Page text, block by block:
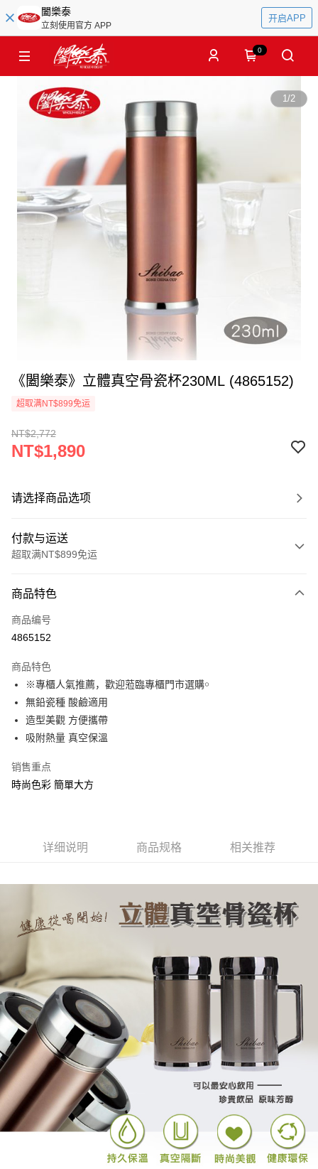
闔樂泰
立刻使用官方 APP
开启APP
0
1/2
《闔樂泰》立體真空骨瓷杯230ML (4865152)
超取满NT$899免运
NT$2,772
NT$1,890
请选择商品选项
付款与运送
超取满NT$899免运
信用卡一次付款
信用卡分期付款
合作金库商业银行
华南商业银行
彰化商业银行
上海商业储蓄银行
国泰世华商业银行
台湾中小企业银行
联邦商业银行
元大商业银行
超商取货付款
LINE Pay
Apple Pay
悠遊付
每笔NT$60，满NT$899(含以上)免运费
7-11取貨付款
每笔NT$60，满NT$899(含以上)免运费
貨運宅配
每笔NT$150，满NT$899(含以上)免运费
離島/件,超另計
每笔NT$350
週二早上8:30前完成訂購之訂單週四自取
免运费
貨到付款
每笔NT$150，满NT$899(含以上)免运费
商品特色
商品编号
4865152
商品特色
※專櫃人氣推薦，歡迎蒞臨專櫃門市選購￮
無鉛瓷種 酸鹼適用
造型美觀 方便攜帶
吸附熱量 真空保溫
销售重点
時尚色彩 簡單大方
详细说明 商品规格 相关推荐